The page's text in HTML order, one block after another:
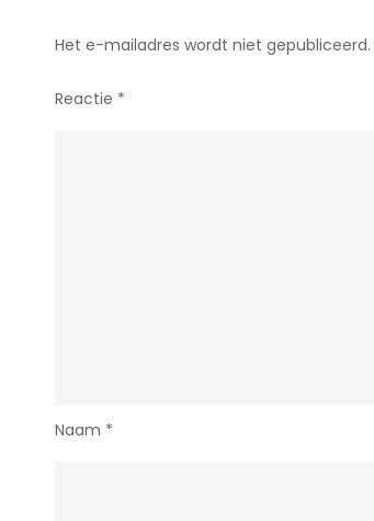
Het e-mailadres wordt niet gepubliceerd.
Reactie *
Naam *